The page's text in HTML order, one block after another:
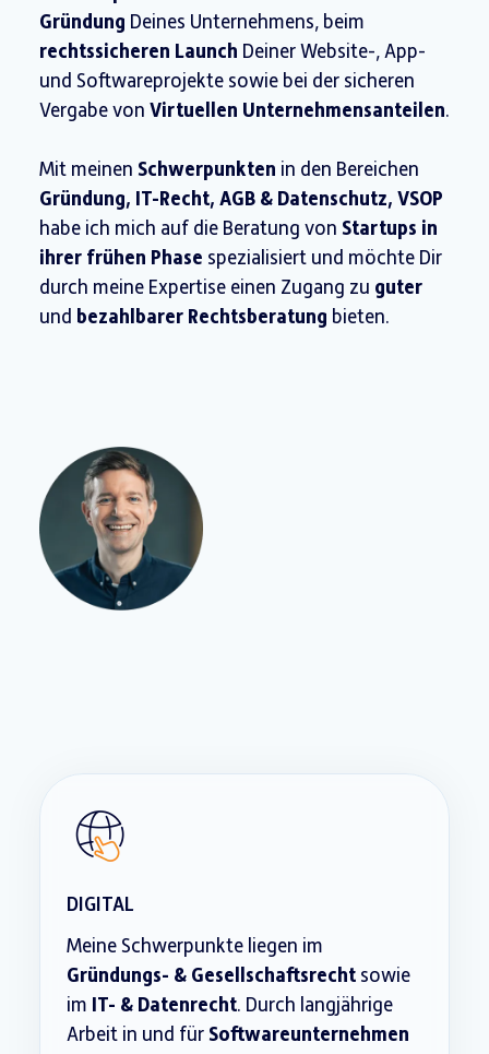
Gründung Deines Unternehmens, beim
rechtssicheren Launch Deiner Website-, App-
und Softwareprojekte sowie bei der sicheren
Vergabe von Virtuellen Unternehmensanteilen.
Mit meinen Schwerpunkten in den Bereichen
Gründung, IT-Recht, AGB & Datenschutz, VSOP
habe ich mich auf die Beratung von Startups in
ihrer frühen Phase spezialisiert und möchte Dir
durch meine Expertise einen Zugang zu guter
und bezahlbarer Rechtsberatung bieten.
DIGITAL
Meine Schwerpunkte liegen im
Gründungs- & Gesellschaftsrechtsowie
im
IT- & Datenrecht. Durch langjährige
Arbeit in und für Softwareunternehmen